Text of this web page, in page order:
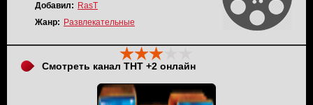
Добавил: RasT
Жанр: Развлекательные
Смотреть канал ТНТ +2 онлайн